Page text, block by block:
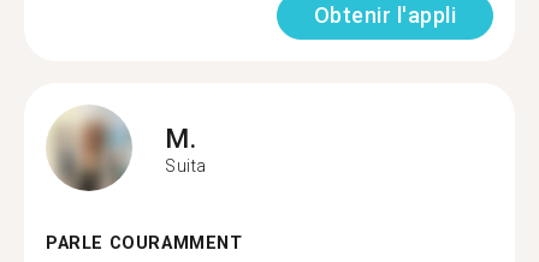
Obtenir l'appli
M.
Suita
PARLE COURAMMENT